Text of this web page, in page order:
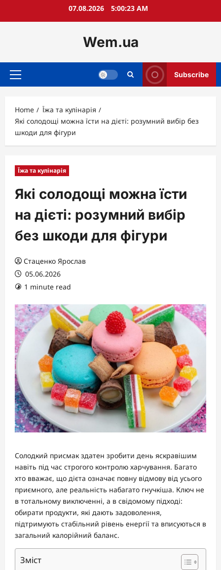
07.08.2026 5:00:24 AM
Wem.ua
Primary
Subscribe
Home
Їжа та кулінарія
Які солодощі можна їсти на дієті: розумний вибір без
шкоди для фігури
Їжа та кулінарія
Які солодощі можна їсти
на дієті: розумний вибір
без шкоди для фігури
Стаценко Ярослав
05.06.2026
1 minute read
Солодкий присмак здатен зробити день яскравішим
навіть під час строгого контролю харчування. Багато
хто вважає, що дієта означає повну відмову від усього
приємного, але реальність набагато гнучкіша. Ключ не
в тотальному виключенні, а в свідомому підході:
обирати продукти, які дають задоволення,
підтримують стабільний рівень енергії та вписуються в
загальний калорійний баланс.
Зміст